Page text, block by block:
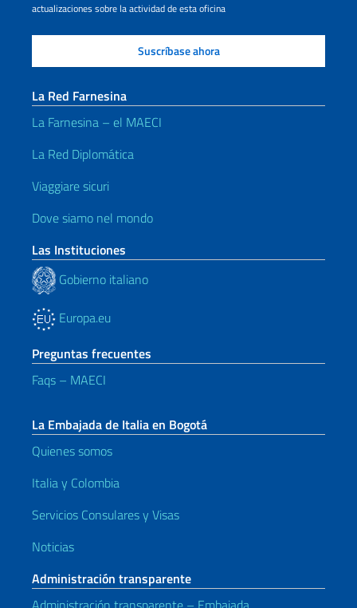
actualizaciones sobre la actividad de esta oficina
La Red Farnesina
La Farnesina – el MAECI
La Red Diplomática
Viaggiare sicuri
Dove siamo nel mondo
Las Instituciones
Gobierno italiano
Europa.eu
Preguntas frecuentes
Faqs – MAECI
La Embajada de Italia en Bogotá
Quienes somos
Italia y Colombia
Servicios Consulares y Visas
Noticias
Administración transparente